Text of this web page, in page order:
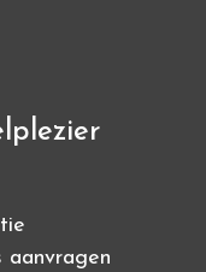
aanvragen